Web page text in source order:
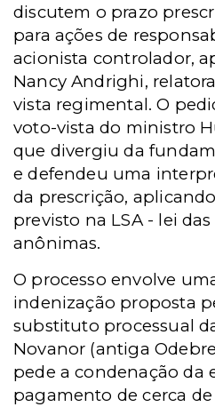
discutem o prazo
para ações de
acionista controlador,
Nancy Andrighi,
vista regimental. O
voto-vista do ministro
que divergiu da
e defendeu uma
da prescrição,
previsto na LSA - lei
anônimas.
O processo envolve
indenização proposta
substituto processual
Novanor (antiga
pede a condenação da
pagamento de cerca